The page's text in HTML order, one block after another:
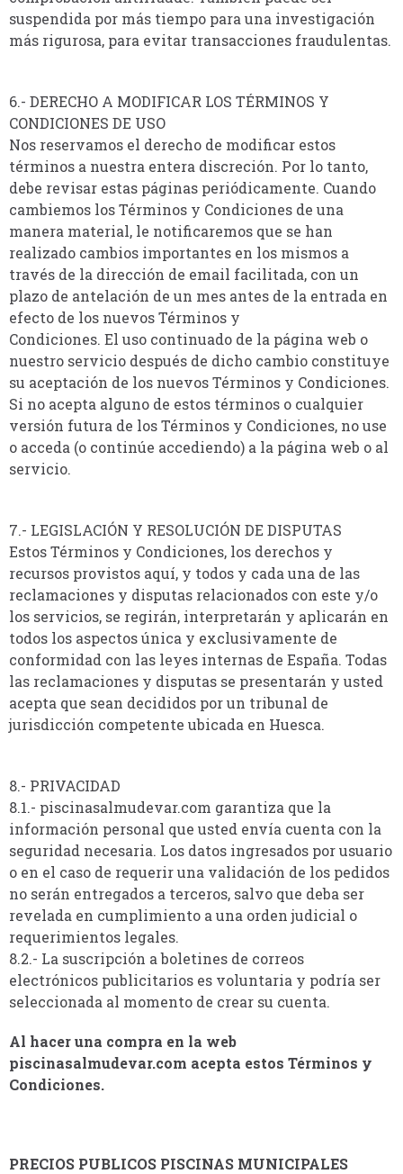
suspendida por más tiempo para una investigación
más rigurosa, para evitar transacciones fraudulentas.
6.- DERECHO A MODIFICAR LOS TÉRMINOS Y
CONDICIONES DE USO
Nos reservamos el derecho de modificar estos
términos a nuestra entera discreción. Por lo tanto,
debe revisar estas páginas periódicamente. Cuando
cambiemos los Términos y Condiciones de una
manera material, le notificaremos que se han
realizado cambios importantes en los mismos a
través de la dirección de email facilitada, con un
plazo de antelación de un mes antes de la entrada en
efecto de los nuevos Términos y
Condiciones. El uso continuado de la página web o
nuestro servicio después de dicho cambio constituye
su aceptación de los nuevos Términos y Condiciones.
Si no acepta alguno de estos términos o cualquier
versión futura de los Términos y Condiciones, no use
o acceda (o continúe accediendo) a la página web o al
servicio.
7.- LEGISLACIÓN Y RESOLUCIÓN DE DISPUTAS
Estos Términos y Condiciones, los derechos y
recursos provistos aquí, y todos y cada una de las
reclamaciones y disputas relacionados con este y/o
los servicios, se regirán, interpretarán y aplicarán en
todos los aspectos única y exclusivamente de
conformidad con las leyes internas de España. Todas
las reclamaciones y disputas se presentarán y usted
acepta que sean decididos por un tribunal de
jurisdicción competente ubicada en Huesca.
8.- PRIVACIDAD
8.1.- piscinasalmudevar.com garantiza que la
información personal que usted envía cuenta con la
seguridad necesaria. Los datos ingresados por usuario
o en el caso de requerir una validación de los pedidos
no serán entregados a terceros, salvo que deba ser
revelada en cumplimiento a una orden judicial o
requerimientos legales.
8.2.- La suscripción a boletines de correos
electrónicos publicitarios es voluntaria y podría ser
seleccionada al momento de crear su cuenta.
Al hacer una compra en la web
piscinasalmudevar.com acepta estos Términos y
Condiciones.
PRECIOS PUBLICOS PISCINAS MUNICIPALES